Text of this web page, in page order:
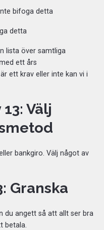
bifoga detta
detta
lista över samtliga
ett års
ett krav eller inte kan vi i
Välj
bankgiro. Välj något av
Granska
du angett så att allt ser bra
betala.